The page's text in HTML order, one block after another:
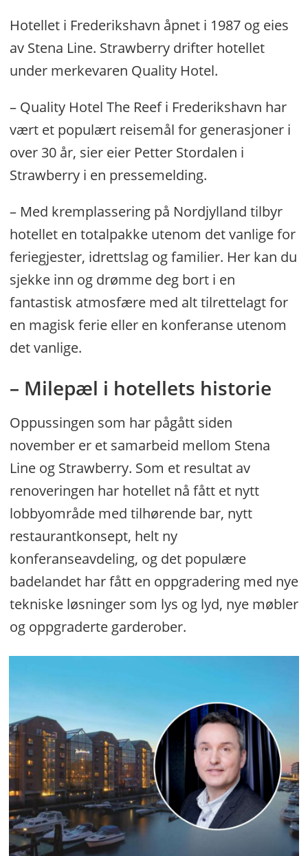
Hotellet i Frederikshavn åpnet i 1987 og eies
av Stena Line. Strawberry drifter hotellet
under merkevaren Quality Hotel.
– Quality Hotel The Reef i Frederikshavn har
vært et populært reisemål for generasjoner i
over 30 år, sier eier Petter Stordalen i
Strawberry i en pressemelding.
– Med kremplassering på Nordjylland tilbyr
hotellet en totalpakke utenom det vanlige for
feriegjester, idrettslag og familier. Her kan du
sjekke inn og drømme deg bort i en
fantastisk atmosfære med alt tilrettelagt for
en magisk ferie eller en konferanse utenom
det vanlige.
– Milepæl i hotellets historie
Oppussingen som har pågått siden
november er et samarbeid mellom Stena
Line og Strawberry. Som et resultat av
renoveringen har hotellet nå fått et nytt
lobbyområde med tilhørende bar, nytt
restaurantkonsept, helt ny
konferanseavdeling, og det populære
badelandet har fått en oppgradering med nye
tekniske løsninger som lys og lyd, nye møbler
og oppgraderte garderober.